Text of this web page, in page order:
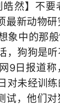
皓然】不
最新动物
象中的那般
，狗狗是听
9日报道称
对未经训
试，他们